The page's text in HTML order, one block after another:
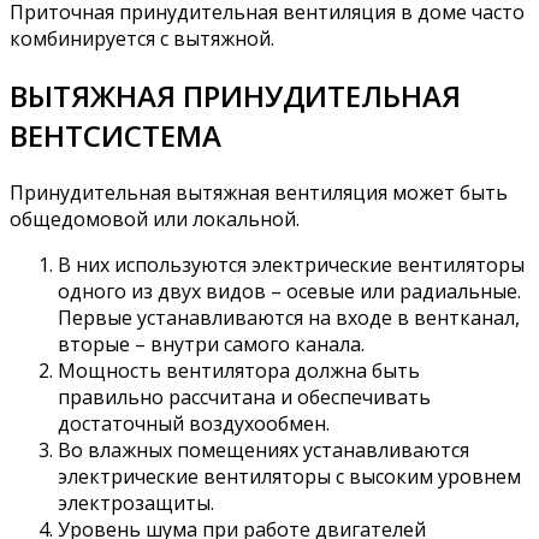
Приточная принудительная вентиляция в доме часто
комбинируется с вытяжной.
ВЫТЯЖНАЯ ПРИНУДИТЕЛЬНАЯ
ВЕНТСИСТЕМА
Принудительная вытяжная вентиляция может быть
общедомовой или локальной.
В них используются электрические вентиляторы
одного из двух видов – осевые или радиальные.
Первые устанавливаются на входе в вентканал,
вторые – внутри самого канала.
Мощность вентилятора должна быть
правильно рассчитана и обеспечивать
достаточный воздухообмен.
Во влажных помещениях устанавливаются
электрические вентиляторы с высоким уровнем
электрозащиты.
Уровень шума при работе двигателей